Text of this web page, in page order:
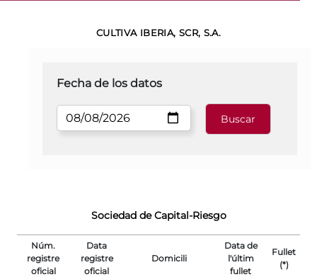
CULTIVA IBERIA, SCR, S.A.
Fecha de los datos
Sociedad de Capital-Riesgo
Núm.
registre
oficial
Data
registre
oficial
Domicili
Data de
l'últim
fullet
Fullet
(*)